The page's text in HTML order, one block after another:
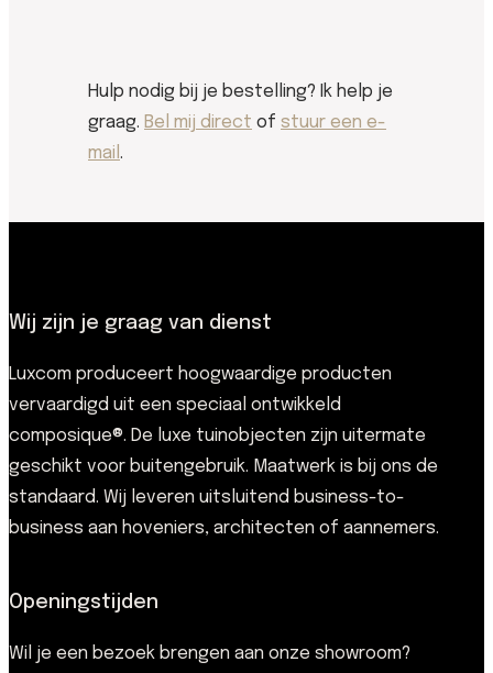
Hulp nodig bij je bestelling? Ik help je
graag. Bel mij direct of stuur een e-
mail .
Wij zijn je graag van dienst
Luxcom produceert hoogwaardige producten
vervaardigd uit een speciaal ontwikkeld
composique®. De luxe tuinobjecten zijn uitermate
geschikt voor buitengebruik. Maatwerk is bij ons de
standaard. Wij leveren uitsluitend business-to-
business aan hoveniers, architecten of aannemers.
Openingstijden
Wil je een bezoek brengen aan onze showroom?